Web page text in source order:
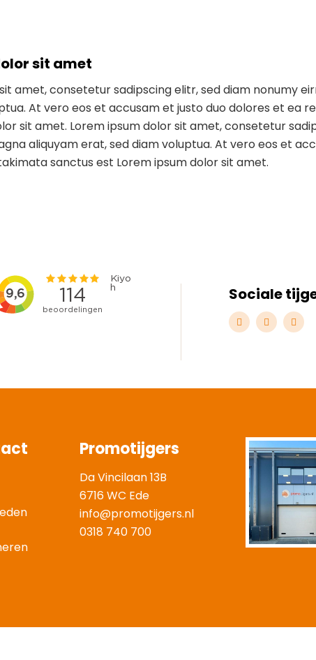
sit amet
amet, consetetur sadipscing elitr, sed diam nonumy
At vero eos et accusam et justo duo dolores et ea
sit amet. Lorem ipsum dolor sit amet, consetetur
aliquyam erat, sed diam voluptua. At vero eos et
sanctus est Lorem ipsum dolor sit amet.
Sociale
Promotijgers
Da Vincilaan 13B
6716 WC Ede
info@promotijgers.nl
0318 740 700